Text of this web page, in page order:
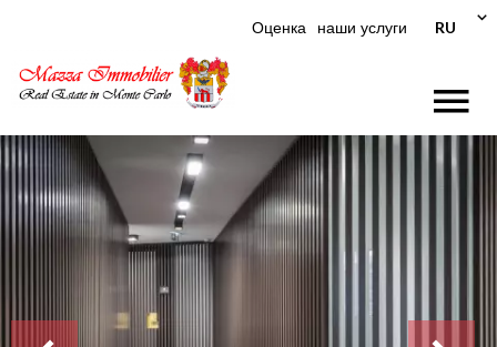
Оценка наши услуги RU